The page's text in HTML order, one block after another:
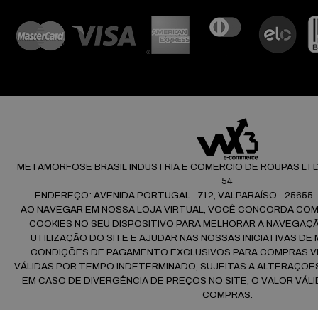
METAMORFOSE BRASIL INDUSTRIA E COMERCIO DE ROUPAS
54
ENDEREÇO: AVENIDA PORTUGAL - 712, VALPARAÍSO -
AO NAVEGAR EM NOSSA LOJA VIRTUAL, VOCÊ CONCORDA
COOKIES NO SEU DISPOSITIVO PARA MELHORAR A
UTILIZAÇÃO DO SITE E AJUDAR NAS NOSSAS INICIATIVAS DE
CONDIÇÕES DE PAGAMENTO EXCLUSIVOS PARA COMPRAS
VÁLIDAS POR TEMPO INDETERMINADO, SUJEITAS A
EM CASO DE DIVERGÊNCIA DE PREÇOS NO SITE, O VALOR
COMPRAS.